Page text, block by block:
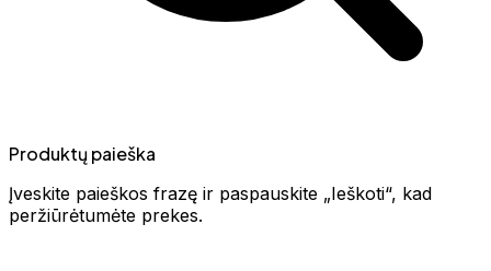
Produktų paieška
Įveskite paieškos frazę ir paspauskite „Ieškoti“, kad
peržiūrėtumėte prekes.